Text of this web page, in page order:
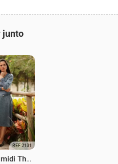
junto
REF 2131
Vestido midi Thérèse azul